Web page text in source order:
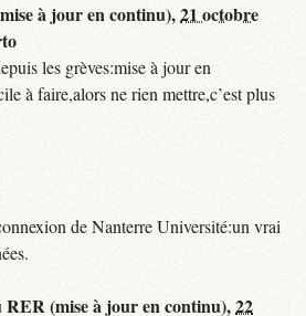
à jour en continu),21 octobre
les grèves:mise à jour en
à faire,alors ne rien mettre,c’est plus
de Nanterre Université:un vrai
RER (mise à jour en continu),22